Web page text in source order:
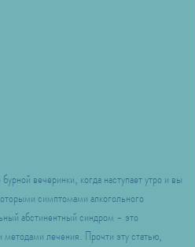
вечеринки, когда наступает утро и вы
симптомами алкогольного
абстинентный синдром - это
лечения. Прочти эту статью,